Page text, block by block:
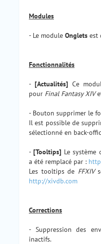
Modules
- Le module Onglets est
Fonctionnalités
- [Actualités] Ce
pour Final Fantasy XIV
- Bouton supprimer le
Il est possible de
sélectionné en back-
-[Tooltips] Le
a été remplacé par :
Les tooltips de FFXIV
http://xivdb.com
Corrections
- Suppression des
inactifs.